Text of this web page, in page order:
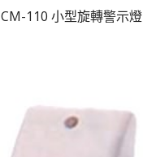
CM-110 小型旋轉警示燈